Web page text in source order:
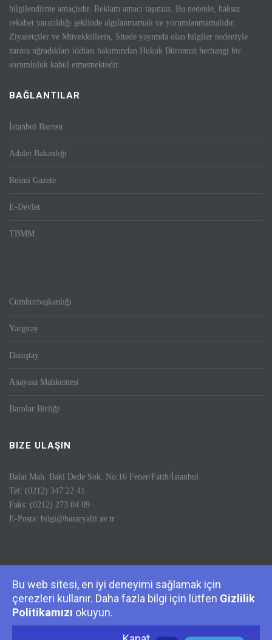
bilgilendirme amaçlıdır. Reklam amacı taşımaz. Bu nedenle, haksız
rekabet yaratıldığı şeklinde algılanmamalı ve yorumlanmamalıdır.
Ziyaretçiler ve Müvekkillerin, Sitede yayımda olan bilgiler nedeniyle
zarara uğradıkları iddiası bakımından Hukuk Büromuz herhangi bir
sorumluluk kabul etmemektedir.
BAĞLANTILAR
İstanbul Barosu
Adalet Bakanlığı
Resmi Gazete
E-Devlet
TBMM
Cumhurbaşkanlığı
Yargıtay
Danıştay
Anayasa Mahkemesi
Barolar Birliği
BIZE ULAŞIN
Balat Mah. Baki Dede Sok. No:16 Fener/Fatih/İstanbul
Tel: (0212) 347 22 41
Faks: (0212) 273 04 09
E-Posta: bilgi@basaryalti.av.tr
Anasayfa Hakkımızda Kadromuz Makaleler & Yayınlar
© 1986-2026 Yaltı Avukatlık, Tüm Hakları Saklıdır.
Bu web sitesi, en iyi deneyimi sağlamak için
çerezleri kullanır. Daha fazla bilgi için lütfen Gizlilik
Politikamızı okuyun.